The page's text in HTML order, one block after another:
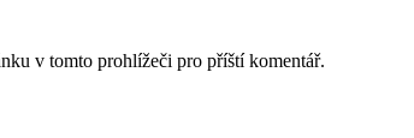
v tomto prohlížeči pro příští komentář.